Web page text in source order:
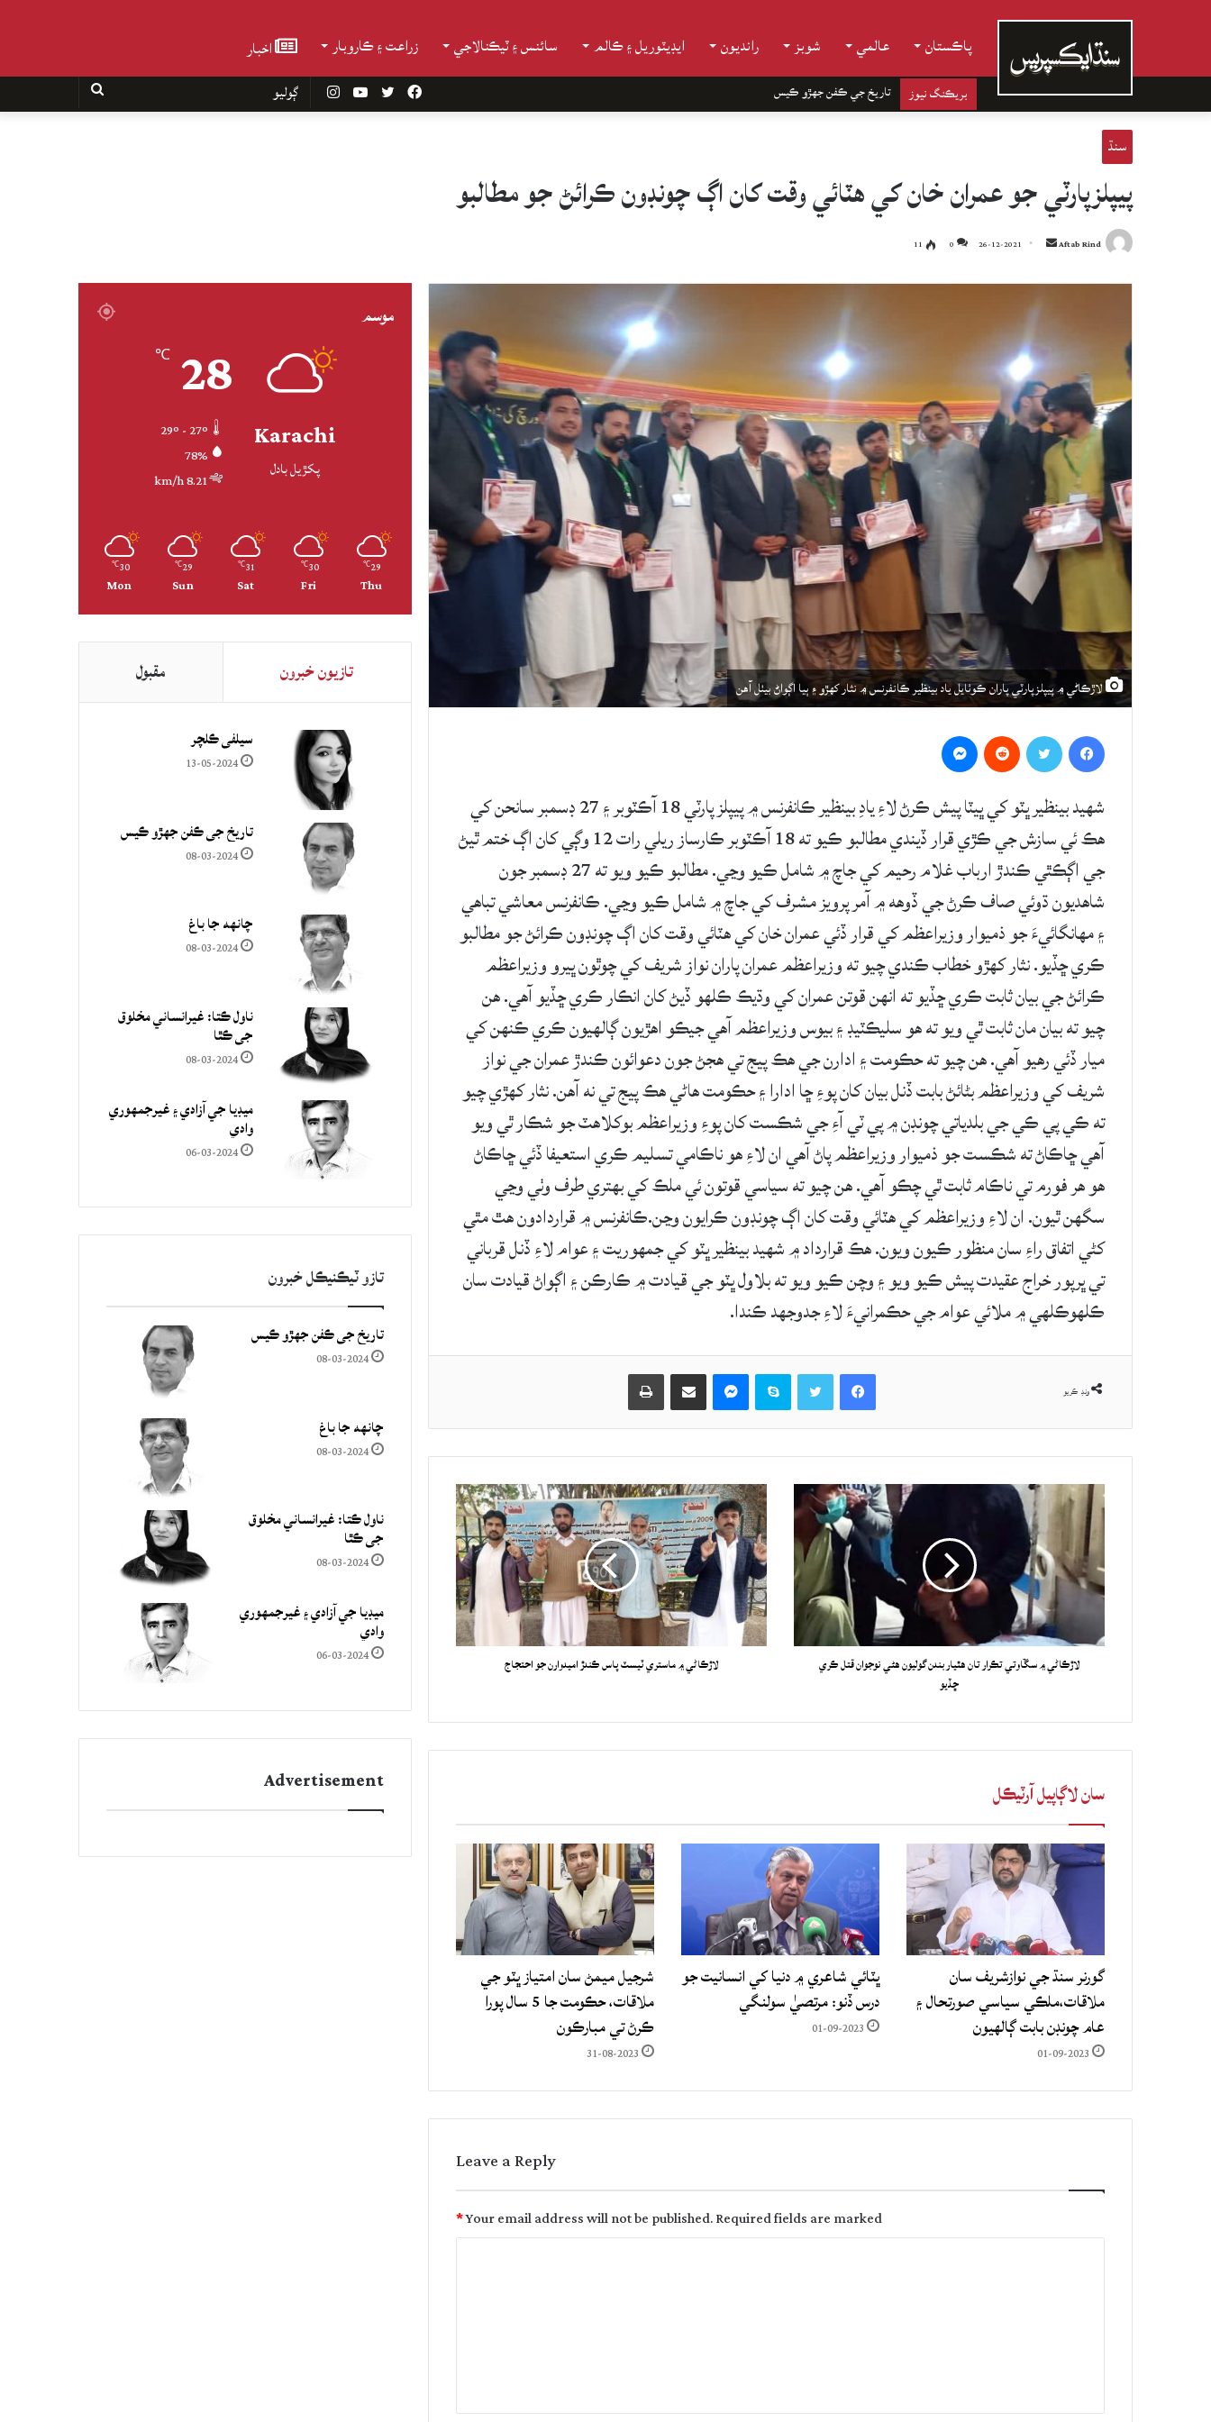
پاڪستان عالمي شوبز رانديون ايڊيٽوريل ۽ ڪالم سائنس ۽ ٽيڪنالاجي زراعت ۽ ڪاروبار اخبار
بريڪنگ نيوز تاريخ جي ڪفن جھڙو ڪيس InstagramYouTube Twitter
Facebook
سنڌ
پيپلزپارٽي جو عمران خان کي هٽائي وقت کان اڳ چونڊون ڪرائڻ جو مطالبو
Aftab Rind
Send
email
26-12-2021
0
11
لاڙڪاڻي ۾ پيپلزپارٽي پاران ڪوٺايل ياد بينظير ڪانفرنس ۾ نثار کهڙو ۽ ٻيا اڳواڻ بيٺل آهن
شهيد بينظير ڀٽو کي ڀيٽا پيش ڪرڻ لاءِ يادِ بينظير ڪانفرنس ۾ پيپلز پارٽي 18 آڪٽوبر ۽ 27 ڊسمبر سانحن کي
هڪ ئي سازش جي ڪڙي قرار ڏيندي مطالبو ڪيو ته 18 آڪٽوبر ڪارساز ريلي رات 12 وڳي کان اڳ ختم ٿيڻ
جي اڳڪٿي ڪندڙ ارباب غلام رحيم کي جاچ ۾ شامل ڪيو وڃي. مطالبو ڪيو ويو ته 27 ڊسمبر جون
شاهديون ڌوئي صاف ڪرڻ جي ڏوهه ۾ آمر پرويز مشرف کي جاچ ۾ شامل ڪيو وڃي. ڪانفرنس معاشي تباهي
۽ مهانگائيءَ جو ذميوار وزيراعظم کي قرار ڏئي عمران خان کي هٽائي وقت کان اڳ چونڊون ڪرائڻ جو مطالبو
ڪري ڇڏيو. نثار کهڙو خطاب ڪندي چيو ته وزيراعظم عمران پاران نواز شريف کي چوٿون ڀيرو وزيراعظم
ڪرائڻ جي بيان ثابت ڪري ڇڏيو ته انهن قوتن عمران کي وڌيڪ ڪلهو ڏيڻ کان انڪار ڪري ڇڏيو آهي. هن
چيو ته بيان مان ثابت ٿي ويو ته هو سليڪٽيڊ ۽ بيوس وزيراعظم آهي جيڪو اهڙيون ڳالهيون ڪري ڪنهن کي
ميار ڏئي رهيو آهي. هن چيو ته حڪومت ۽ ادارن جي هڪ پيج تي هجڻ جون دعوائون ڪندڙ عمران جي نواز
شريف کي وزيراعظم بڻائڻ بابت ڏنل بيان کان پوءِ ڇا ادارا ۽ حڪومت هاڻي هڪ پيج تي نه آهن. نثار کهڙي چيو
ته ڪي پي ڪي جي بلدياتي چونڊن ۾ پي ٽي آءِ جي شڪست کان پوءِ وزيراعظم بوکلاهٽ جو شڪار ٿي ويو
آهي ڇاڪاڻ ته شڪست جو ذميوار وزيراعظم پاڻ آهي ان لاءِ هو ناڪامي تسليم ڪري استعيفا ڏئي ڇاڪاڻ
هو هر فورم تي ناڪام ثابت ٿي چڪو آهي. هن چيو ته سياسي قوتون ئي ملڪ کي بهتري طرف وٺي وڃي
سگهن ٿيون. ان لاءِ وزيراعظم کي هٽائي وقت کان اڳ چونڊون ڪرايون وڃن.ڪانفرنس ۾ قراردادون هٿ مٿي
کڻي اتفاق راءِ سان منظور ڪيون ويون. هڪ قرارداد ۾ شهيد بينظير ڀٽو کي جمهوريت ۽ عوام لاءِ ڏنل قرباني
تي ڀرپور خراج عقيدت پيش ڪيو ويو ۽ وچن ڪيو ويو ته بلاول ڀٽو جي قيادت ۾ ڪارڪن ۽ اڳواڻ قيادت سان
ڪلهوڪلهي ۾ ملائي عوام جي حڪمرانيءَ لاءِ جدوجهد ڪندا.
ونڊ ڪريو
Facebook
Skype حصيداري ڪريو اي ميل ذريعي
لاڙڪاڻي ۾ سڱاوتي تڪرار تان هٿياربندن گوليون هڻي نوجوان قتل ڪري
ڇڏيو
لاڙڪاڻي ۾ ماستري ٽيسٽ پاس ڪندڙ اميدوارن جو احتجاج
سان لاڳاپيل آرٽيڪل
گورنر سنڌ جي نوازشريف سان
ملاقات،ملڪي سياسي صورتحال ۽
عام چونڊن بابت ڳالهيون
01-09-2023
ڀٽائي شاعري ۾ دنيا کي انسانيت جو
درس ڏنو: مرتصيٰ سولنگي
01-09-2023
شرجيل ميمڻ سان امتياز ڀٽو جي
ملاقات، حڪومت جا 5 سال پورا
ڪرڻ تي مبارڪون
31-08-2023
Leave a Reply
Your email address will not be published.Required fields are marked
*
t
موسم
Karachi
پکڙيل بادل
28
℃
78%
8.21 km/h
29
℃
Thu
30
℃
Fri
31
℃
Sat
29
℃
Sun
30
℃
Mon
تازيون خبرون مقبول
سيلفي ڪلچر
13-05-2024
تاريخ جي ڪفن جھڙو ڪيس
08-03-2024
چانهه جا باغ
08-03-2024
ناول ڪتا: غيرانساني مخلوق
جي ڪٿا
08-03-2024
ميڊيا جي آزادي ۽ غيرجمھوري
وادي
06-03-2024
تازو ٽيڪنيڪل خبرون
تاريخ جي ڪفن جھڙو ڪيس
08-03-2024
چانهه جا باغ
08-03-2024
ناول ڪتا: غيرانساني مخلوق
جي ڪٿا
08-03-2024
ميڊيا جي آزادي ۽ غيرجمھوري
وادي
06-03-2024
Advertisement